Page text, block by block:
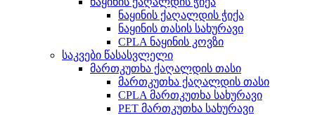
ნაყინის ქაღალდის ჭიქა
ნაყინის თასის სახურავი
CPLA ნაყინის კოვზი
საკვები წასასვლელი
მართკუთხა ქაღალდის თასი
მართკუთხა ქაღალდის თასი
CPLA მართკუთხა სახურავი
PET მართკუთხა სახურავი